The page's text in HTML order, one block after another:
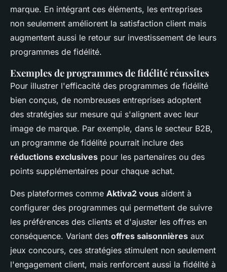
marque. En intégrant ces éléments, les entreprises
non seulement améliorent la satisfaction client mais
augmentent aussi le retour sur investissement de leurs
programmes de fidélité.
Exemples de programmes de fidélité réussites
Pour illustrer l'efficacité des programmes de fidélité
bien conçus, de nombreuses entreprises adoptent
des stratégies sur mesure qui s'alignent avec leur
image de marque. Par exemple, dans le secteur B2B,
un programme de fidélité pourrait inclure des
réductions exclusives pour les partenaires ou des
points supplémentaires pour chaque achat.
Des plateformes comme Aktiva2 vous aident à
configurer des programmes qui permettent de suivre
les préférences des clients et d'ajuster les offres en
conséquence. Variant des offres saisonnières aux
jeux concours, ces stratégies stimulent non seulement
l'engagement client, mais renforcent aussi la fidélité à